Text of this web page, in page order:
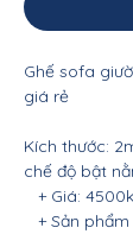
Ghế sofa
giá rẻ
Kích thước:
chế độ bật
+ Giá: 4500k
+ Sản